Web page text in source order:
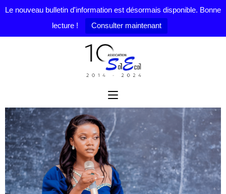
Le nouveau bulletin d'information est désormais disponible. Bonne
lecture !
Consulter maintenant